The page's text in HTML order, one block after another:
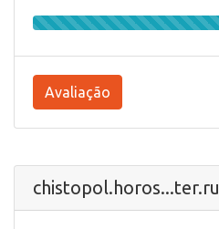
Avaliação
chistopol.horos...ter.ru